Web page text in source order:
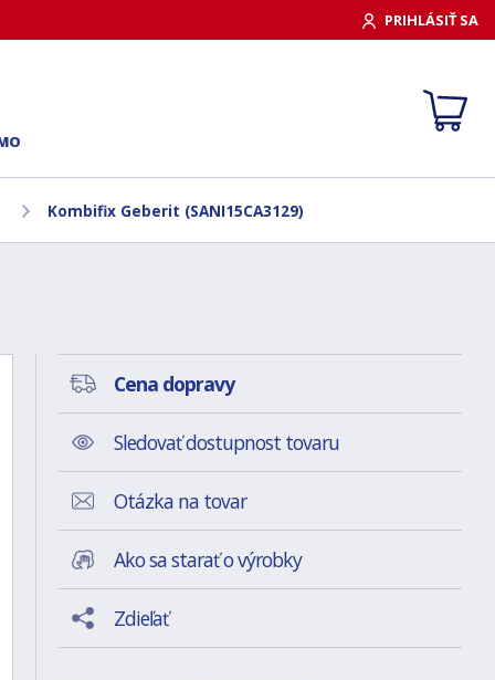
PRIHLÁSIŤ SA
Kombifix Geberit (SANI15CA3129)
Cena dopravy
Sledovať dostupnost tovaru
Otázka na tovar
Ako sa starať o výrobky
Zdieľať